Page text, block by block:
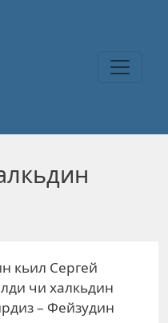
кьил Сергей
чи халкьдин
– Фейзудин